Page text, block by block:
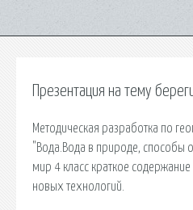
Презентация на тему
Методическая разработка по
"Вода.Вода в природе, способы
мир 4 класс краткое
новых технологий.